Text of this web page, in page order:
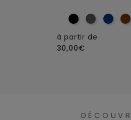
à partir de
30,00€